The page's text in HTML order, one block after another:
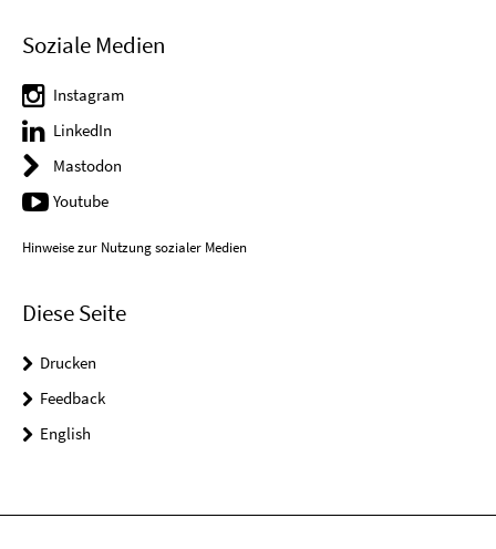
Soziale Medien
Instagram
LinkedIn
Mastodon
Youtube
Hinweise zur Nutzung sozialer Medien
Diese Seite
Drucken
Feedback
English